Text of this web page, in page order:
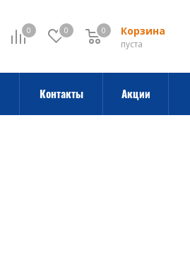
0 0 Корзина
0
пуста
0
Контакты Акции